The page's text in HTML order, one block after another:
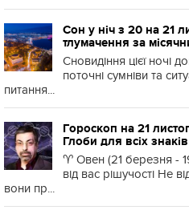
Сон у ніч з 20 на 21
тлумачення за
Сновидіння цієї ночі
поточні сумніви та
питання...
Гороскоп на 21
Глоби для всіх
♈️ Овен (21 березня -
від вас рішучості Не
вони пр...